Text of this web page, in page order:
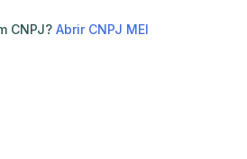
CNPJ? Abrir CNPJ MEI